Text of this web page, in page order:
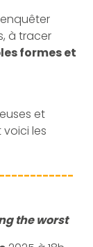
à tracer
formes et
et
les
the worst